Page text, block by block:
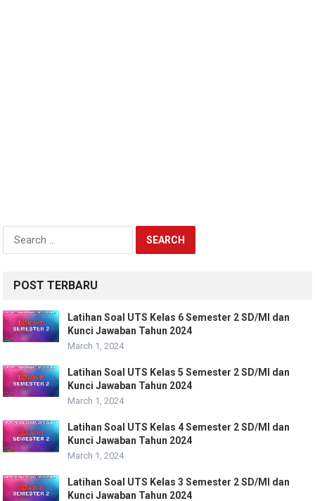
Search
POST TERBARU
Latihan Soal UTS Kelas 6 Semester 2 SD/MI dan
Kunci Jawaban Tahun 2024
March 1, 2024
Latihan Soal UTS Kelas 5 Semester 2 SD/MI dan
Kunci Jawaban Tahun 2024
March 1, 2024
Latihan Soal UTS Kelas 4 Semester 2 SD/MI dan
Kunci Jawaban Tahun 2024
March 1, 2024
Latihan Soal UTS Kelas 3 Semester 2 SD/MI dan
Kunci Jawaban Tahun 2024